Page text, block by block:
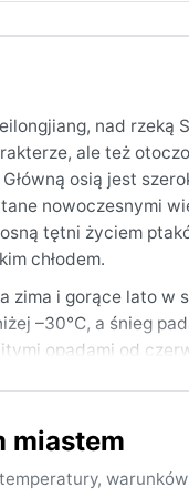
nad
ale też
osią jest
nowoczesnymi
tętni życiem
chłodem.
zima i gorące lato
–30°C, a śnieg
opadami od
wczesna jesień
i gęstych mgieł
miastem